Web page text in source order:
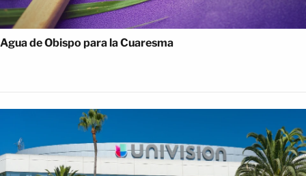
Agua de Obispo para la Cuaresma